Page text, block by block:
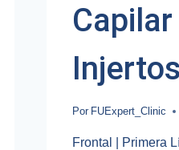
Capilar
Injertos
Por FUExpert_Clinic
Frontal | Primera